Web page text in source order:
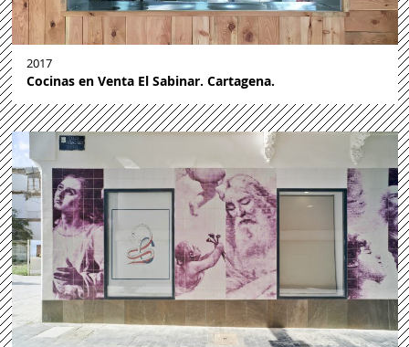
2017
Cocinas en Venta El Sabinar. Cartagena.